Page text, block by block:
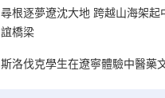
尋根逐夢遼沈大地 跨越山海架起
誼橋梁
斯洛伐克學生在遼寧體驗中醫藥